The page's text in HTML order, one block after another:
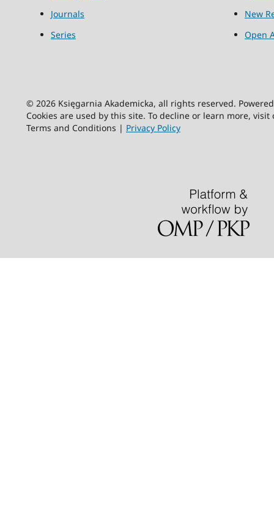
Journals
Series
New
Open
© 2026 Księgarnia Akademicka, all rights reserved.
Cookies are used by this site. To decline or learn more,
Terms and Conditions | Privacy Policy